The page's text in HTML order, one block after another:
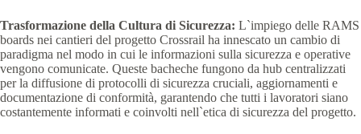
Trasformazione della Cultura di Sicurezza: L`impiego delle RAMS
boards nei cantieri del progetto Crossrail ha innescato un cambio di
paradigma nel modo in cui le informazioni sulla sicurezza e operative
vengono comunicate. Queste bacheche fungono da hub centralizzati
per la diffusione di protocolli di sicurezza cruciali, aggiornamenti e
documentazione di conformità, garantendo che tutti i lavoratori siano
costantemente informati e coinvolti nell`etica di sicurezza del progetto.